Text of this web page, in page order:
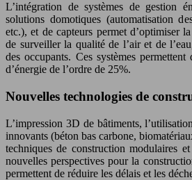
L’intégration de systèmes de gestion
solutions domotiques (automatisation
etc.), et de capteurs permet d’optimiser
de surveiller la qualité de l’air et de
des occupants. Ces systèmes
d’énergie de l’ordre de 25%.
Nouvelles technologies de
L’impression 3D de bâtiments,
innovants (béton bas carbone,
techniques de construction modulaires
nouvelles perspectives pour la
permettent de réduire les délais et les